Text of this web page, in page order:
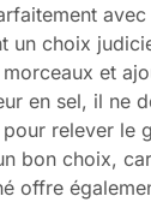
un choix
et
en sel, il ne
relever le
bon choix,
offre